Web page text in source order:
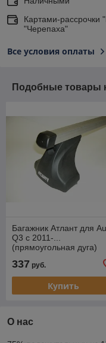
Картами-рассрочки
"Черепаха"
Все условия оплаты
Подобные товары
Багажник Атлант для
Q3 с 2011-...
(прямоугольная дуга)
337 руб.
Купить
О нас